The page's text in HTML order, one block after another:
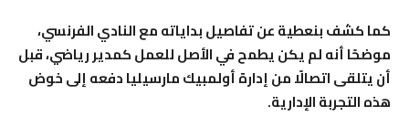
كما كشف بنعطية عن تفاصيل بداياته مع النادي الفرنسي،
موضحًا أنه لم يكن يطمح في الأصل للعمل كمدير رياضي، قبل
أن يتلقى اتصالًا من إدارة أولمبيك مارسيليا دفعه إلى خوض
هذه التجربة الإدارية.